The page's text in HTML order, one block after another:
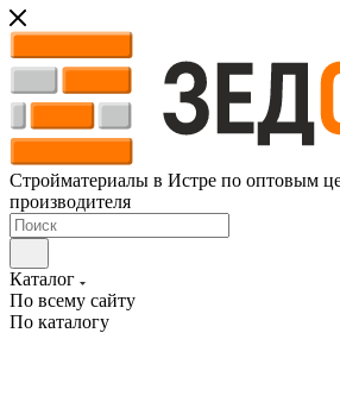
Стройматериалы в Истре по оптовым
производителя
Каталог
По всему сайту
По каталогу